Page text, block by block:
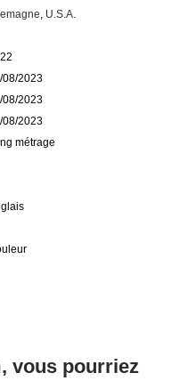
, U.S.A.
08/2023
08/2023
08/2023
métrage
vous pourriez